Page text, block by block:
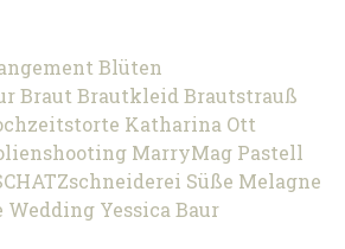
Blüten
Braut Brautkleid Brautstrauß
Katharina Ott
MarryMag Pastell
Süße Melagne
Wedding Yessica Baur